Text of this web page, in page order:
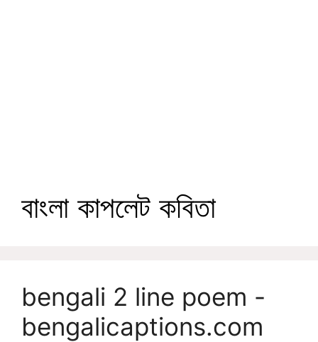
বাংলা কাপলেট কবিতা
bengali 2 line poem -
bengalicaptions.com